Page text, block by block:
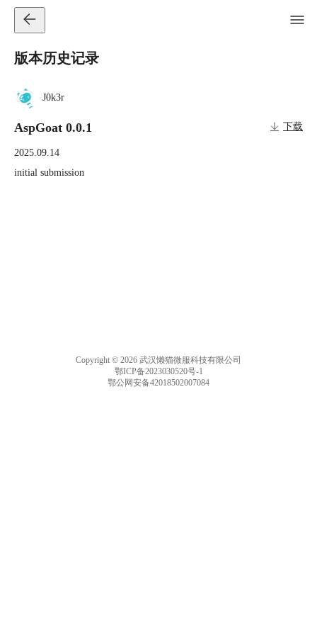
版本历史记录
J0k3r
AspGoat 0.0.1 下载
2025.09.14
initial submission
Copyright © 2026 武汉懒猫微服科技有限公司
鄂ICP备2023030520号-1
鄂公网安备42018502007084